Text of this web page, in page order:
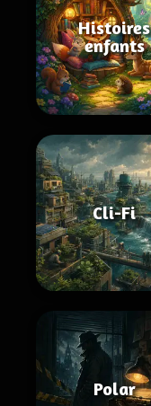
Histoires
enfants
Cli-Fi
Polar